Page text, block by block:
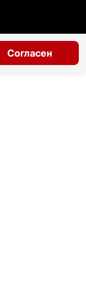
Согласен